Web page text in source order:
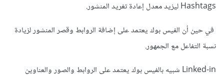
Hashtags ليزيد معدل إعادة تغريد المنشور.
في حين أن الفيس بوك يعتمد على إضافة الروابط وقصر المنشور لزيادة
نسبة التفاعل مع الجمهور.
Linked-in شبيه بالفيس بوك يعتمد على الروابط والصور والعناوين